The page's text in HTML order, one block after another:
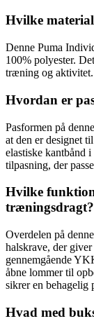
Hvilke
Denne Puma
100% polyester.
træning og aktivitet.
Hvordan er
Pasformen på
at den er designet
elastiske kantbånd
tilpasning, der
Hvilke
træningsdragt?
Overdelen på
halskrave, der
gennemgående
åbne lommer til
sikrer en behagelig
Hvad med